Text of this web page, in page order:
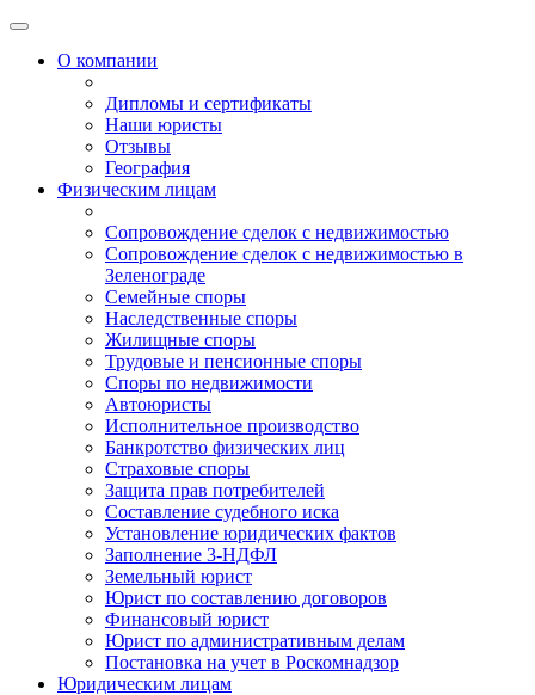
О компании
Дипломы и сертификаты
Наши юристы
Отзывы
География
Физическим лицам
Сопровождение сделок с недвижимостью
Сопровождение сделок с недвижимостью в
Зеленограде
Семейные споры
Наследственные споры
Жилищные споры
Трудовые и пенсионные споры
Споры по недвижимости
Автоюристы
Исполнительное производство
Банкротство физических лиц
Страховые споры
Защита прав потребителей
Составление судебного иска
Установление юридических фактов
Заполнение 3-НДФЛ
Земельный юрист
Юрист по составлению договоров
Финансовый юрист
Юрист по административным делам
Постановка на учет в Роскомнадзор
Юридическим лицам